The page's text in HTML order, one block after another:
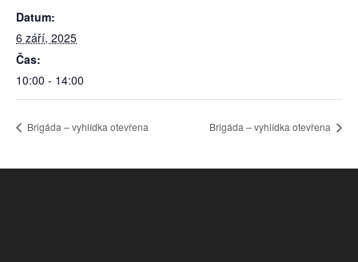
Datum:
6 září, 2025
Čas:
10:00 - 14:00
Brigáda – vyhlídka otevřena Brigáda – vyhlídka otevřena